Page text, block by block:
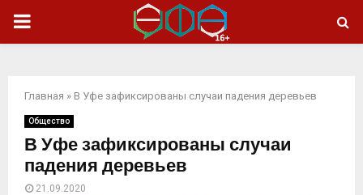
ОСНОВНОЕ
Главная » В Уфе зафиксированы случаи падения деревьев
Общество
В Уфе зафиксированы случаи
падения деревьев
21.09.2020